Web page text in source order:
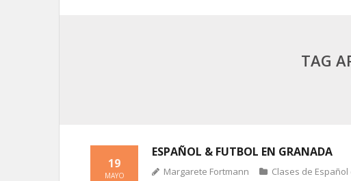
TAG
ESPAÑOL & FUTBOL EN GRANADA
19
MAYO Margarete Fortmann Clases de Español